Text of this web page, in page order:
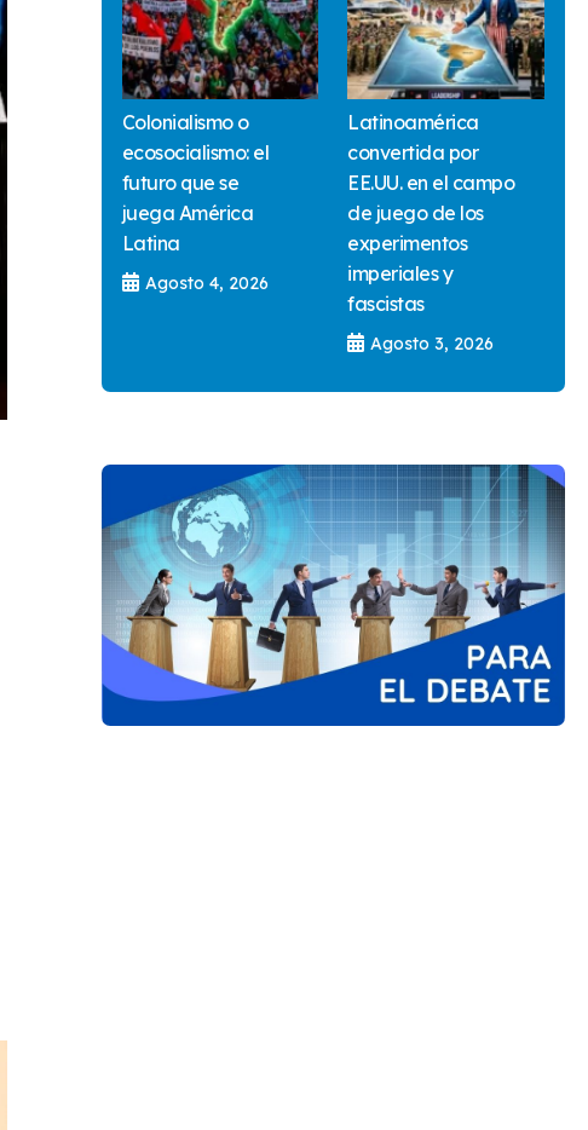
Colonialismo o
ecosocialismo: el
futuro que se
juega América
Latina
Agosto 4, 2026
Latinoamérica
convertida por
EE.UU. en el campo
de juego de los
experimentos
imperiales y
fascistas
Agosto 3, 2026